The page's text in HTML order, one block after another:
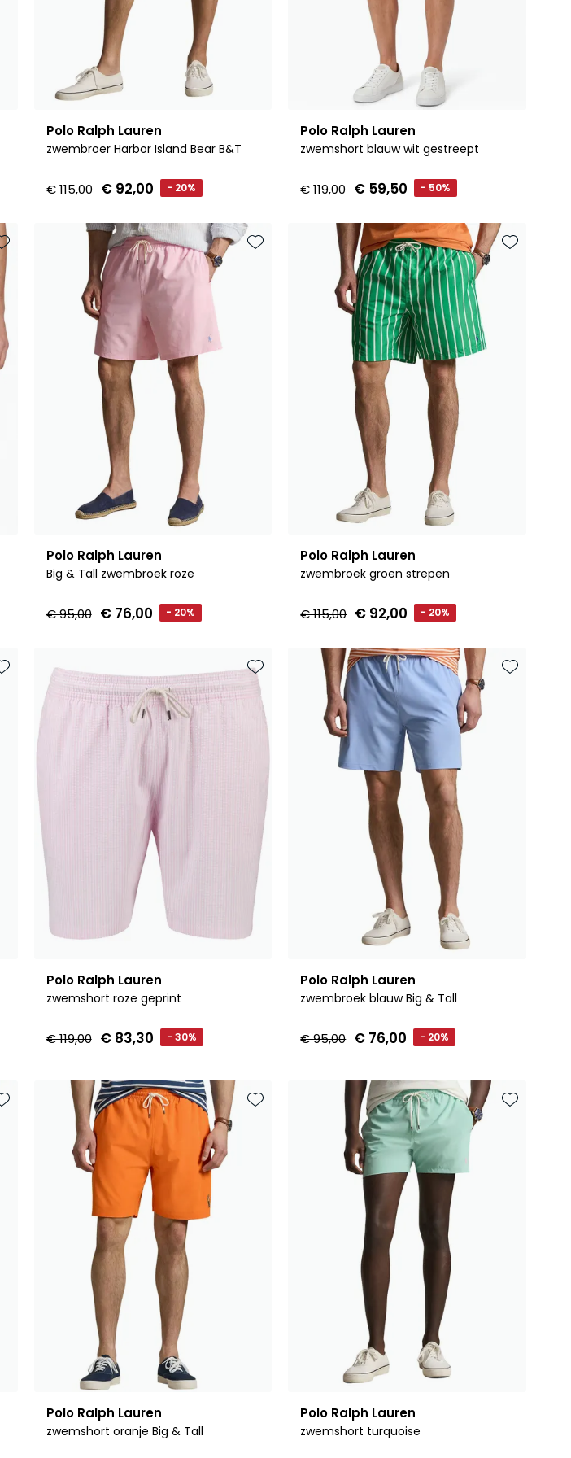
Polo Ralph Lauren
zwembroer Harbor Island Bear B&T
€ 115,00 € 92,00 - 20%
Polo Ralph Lauren
zwemshort blauw wit gestreept
€ 119,00 € 59,50 - 50%
Toevoegen aan favorieten
Polo Ralph Lauren
Big & Tall zwembroek roze
€ 95,00 € 76,00 - 20%
Toevoegen aan favorieten
Polo Ralph Lauren
zwembroek groen strepen
€ 115,00 € 92,00 - 20%
Toevoegen aan favorieten
Polo Ralph Lauren
zwemshort roze geprint
€ 119,00 € 83,30 - 30%
Toevoegen aan favorieten
Polo Ralph Lauren
zwembroek blauw Big & Tall
€ 95,00 € 76,00 - 20%
Toevoegen aan favorieten
Polo Ralph Lauren
zwemshort oranje Big & Tall
Toevoegen aan favorieten
Polo Ralph Lauren
zwemshort turquoise